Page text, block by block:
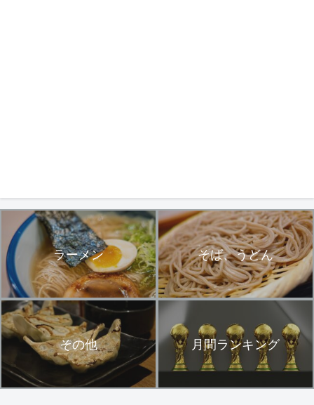
ラーメン そば、うどん
その他 月間ランキング